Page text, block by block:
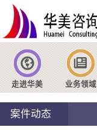
走进华美 业务领域
案件动态